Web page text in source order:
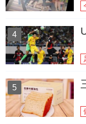
4
5